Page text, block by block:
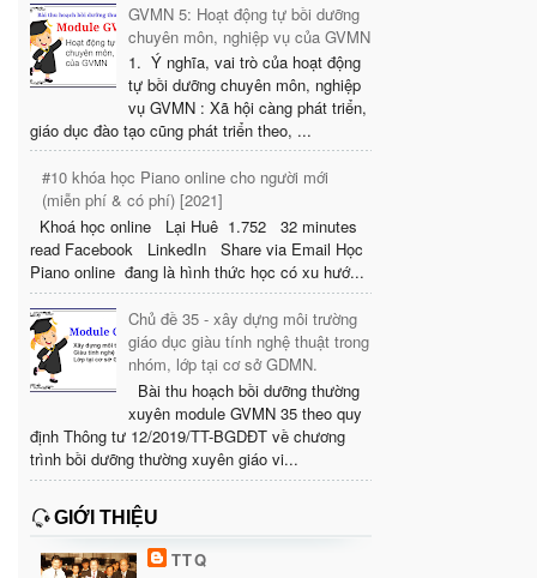
GVMN 5: Hoạt động tự bồi dưỡng
chuyên môn, nghiệp vụ của GVMN
1. Ý nghĩa, vai trò của hoạt động
tự bồi dưỡng chuyên môn, nghiệp
vụ GVMN : Xã hội càng phát triển,
giáo dục đào tạo cũng phát triển theo, ...
#10 khóa học Piano online cho người mới
(miễn phí & có phí) [2021]
Khoá học online Lại Huê 1.752 32 minutes
read Facebook LinkedIn Share via Email Học
Piano online đang là hình thức học có xu hướ...
Chủ đề 35 - xây dựng môi trường
giáo dục giàu tính nghệ thuật trong
nhóm, lớp tại cơ sở GDMN.
Bài thu hoạch bồi dưỡng thường
xuyên module GVMN 35 theo quy
định Thông tư 12/2019/TT-BGDĐT về chương
trình bồi dưỡng thường xuyên giáo vi...
GIỚI THIỆU
TTQ